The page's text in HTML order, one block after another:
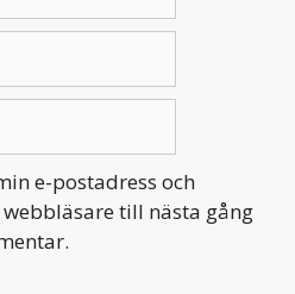
e-postadress och
till nästa gång